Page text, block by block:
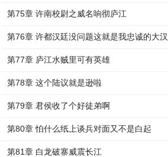
第75章 许南校尉之威名响彻庐江
第76章 许都汉廷没问题这就是我忠诚的大汉
第77章 庐江水贼里可有英雄
第78章 这个陆议就是逊啦
第79章 君侯收了个好徒弟啊
第80章 怕什么纸上谈兵对面又不是白起
第81章 白龙破寨威震长江